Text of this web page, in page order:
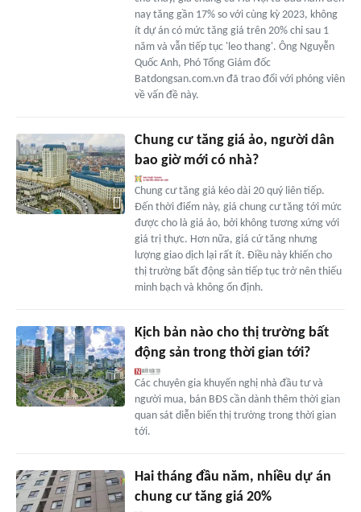
nay tăng gần 17% so với cùng kỳ 2023, không
ít dự án có mức tăng giá trên 20% chỉ sau 1
năm và vẫn tiếp tục 'leo thang'. Ông Nguyễn
Quốc Anh, Phó Tổng Giám đốc
Batdongsan.com.vn đã trao đổi với phóng viên
về vấn đề này.
Chung cư tăng giá ảo, người dân
bao giờ mới có nhà?
Chung cư tăng giá kéo dài 20 quý liên tiếp.
Đến thời điểm này, giá chung cư tăng tới mức
được cho là giá ảo, bởi không tương xứng với
giá trị thực. Hơn nữa, giá cứ tăng nhưng
lượng giao dịch lại rất ít. Điều này khiến cho
thị trường bất động sản tiếp tục trở nên thiếu
minh bạch và không ổn định.
Kịch bản nào cho thị trường bất
động sản trong thời gian tới?
Các chuyên gia khuyến nghị nhà đầu tư và
người mua, bán BĐS cần dành thêm thời gian
quan sát diễn biến thị trường trong thời gian
tới.
Hai tháng đầu năm, nhiều dự án
chung cư tăng giá 20%